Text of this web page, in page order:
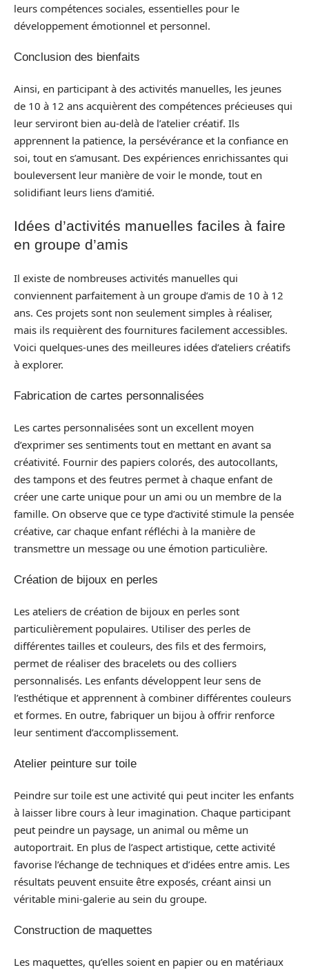
leurs compétences sociales, essentielles pour le
développement émotionnel et personnel.
Conclusion des bienfaits
Ainsi, en participant à des activités manuelles, les jeunes
de 10 à 12 ans acquièrent des compétences précieuses qui
leur serviront bien au-delà de l’atelier créatif. Ils
apprennent la patience, la persévérance et la confiance en
soi, tout en s’amusant. Des expériences enrichissantes qui
bouleversent leur manière de voir le monde, tout en
solidifiant leurs liens d’amitié.
Idées d’activités manuelles faciles à faire
en groupe d’amis
Il existe de nombreuses activités manuelles qui
conviennent parfaitement à un groupe d’amis de 10 à 12
ans. Ces projets sont non seulement simples à réaliser,
mais ils requièrent des fournitures facilement accessibles.
Voici quelques-unes des meilleures idées d’ateliers créatifs
à explorer.
Fabrication de cartes personnalisées
Les cartes personnalisées sont un excellent moyen
d’exprimer ses sentiments tout en mettant en avant sa
créativité. Fournir des papiers colorés, des autocollants,
des tampons et des feutres permet à chaque enfant de
créer une carte unique pour un ami ou un membre de la
famille. On observe que ce type d’activité stimule la pensée
créative, car chaque enfant réfléchi à la manière de
transmettre un message ou une émotion particulière.
Création de bijoux en perles
Les ateliers de création de bijoux en perles sont
particulièrement populaires. Utiliser des perles de
différentes tailles et couleurs, des fils et des fermoirs,
permet de réaliser des bracelets ou des colliers
personnalisés. Les enfants développent leur sens de
l’esthétique et apprennent à combiner différentes couleurs
et formes. En outre, fabriquer un bijou à offrir renforce
leur sentiment d’accomplissement.
Atelier peinture sur toile
Peindre sur toile est une activité qui peut inciter les enfants
à laisser libre cours à leur imagination. Chaque participant
peut peindre un paysage, un animal ou même un
autoportrait. En plus de l’aspect artistique, cette activité
favorise l’échange de techniques et d’idées entre amis. Les
résultats peuvent ensuite être exposés, créant ainsi un
véritable mini-galerie au sein du groupe.
Construction de maquettes
Les maquettes, qu’elles soient en papier ou en matériaux